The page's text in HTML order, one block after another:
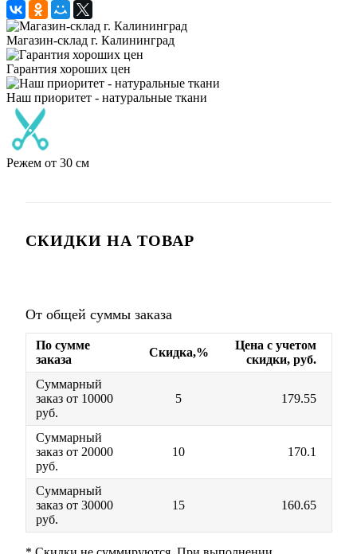
Магазин-склад г. Калининград
Гарантия хороших цен
Наш приоритет - натуральные ткани
Режем от 30 см
СКИДКИ НА ТОВАР
От общей суммы заказа
По сумме
заказа
Скидка,%
Цена с учетом
скидки, руб.
Суммарный
заказ от 10000
руб.
5 179.55
Суммарный
заказ от 20000
руб.
10 170.1
Суммарный
заказ от 30000
руб.
15 160.65